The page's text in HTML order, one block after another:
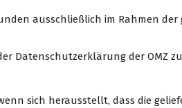
ausschließlich im Rahmen
Datenschutzerklärung der OMZ
sich herausstellt, dass die